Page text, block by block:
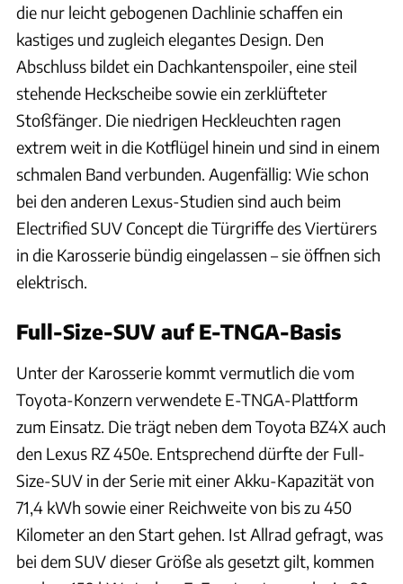
die nur leicht gebogenen Dachlinie schaffen ein
kastiges und zugleich elegantes Design. Den
Abschluss bildet ein Dachkantenspoiler, eine steil
stehende Heckscheibe sowie ein zerklüfteter
Stoßfänger. Die niedrigen Heckleuchten ragen
extrem weit in die Kotflügel hinein und sind in einem
schmalen Band verbunden. Augenfällig: Wie schon
bei den anderen Lexus-Studien sind auch beim
Electrified SUV Concept die Türgriffe des Viertürers
in die Karosserie bündig eingelassen – sie öffnen sich
elektrisch.
Full-Size-SUV auf E-TNGA-Basis
Unter der Karosserie kommt vermutlich die vom
Toyota-Konzern verwendete E-TNGA-Plattform
zum Einsatz. Die trägt neben dem Toyota BZ4X auch
den Lexus RZ 450e. Entsprechend dürfte der Full-
Size-SUV in der Serie mit einer Akku-Kapazität von
71,4 kWh sowie einer Reichweite von bis zu 450
Kilometer an den Start gehen. Ist Allrad gefragt, was
bei dem SUV dieser Größe als gesetzt gilt, kommen